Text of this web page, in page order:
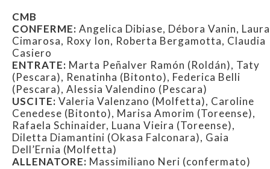
CMB
CONFERME: Angelica Dibiase, Débora Vanin, Laura
Cimarosa, Roxy Ion, Roberta Bergamotta, Claudia
Casiero
ENTRATE: Marta Peñalver Ramón (Roldán), Taty
(Pescara), Renatinha (Bitonto), Federica Belli
(Pescara), Alessia Valendino (Pescara)
USCITE: Valeria Valenzano (Molfetta), Caroline
Cenedese (Bitonto), Marisa Amorim (Toreense),
Rafaela Schinaider, Luana Vieira (Toreense),
Diletta Diamantini (Okasa Falconara), Gaia
Dell’Ernia (Molfetta)
ALLENATORE: Massimiliano Neri (confermato)